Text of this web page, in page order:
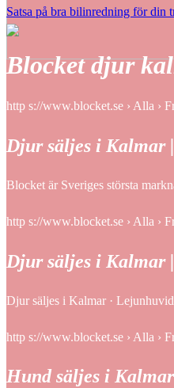
Satsa på bra bilinredning för din
Blocket djur
http s://www.blocket.se › Alla ›
Djur säljes i Kalmar
Blocket är Sveriges största
http s://www.blocket.se › Alla ›
Djur säljes i Kalmar
Djur säljes i Kalmar ·
http s://www.blocket.se › Alla ›
Hund säljes i